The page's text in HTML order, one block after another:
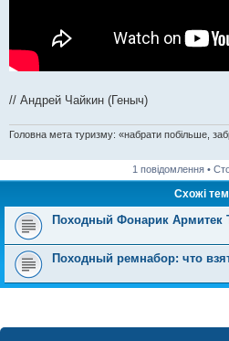
// Андрей Чайкин (Геныч)
Головна мета туризму: «набрати побільше,
1 повідомлення •
Схожі
Походный Фонарик Армитек
Походный ремнабор: что